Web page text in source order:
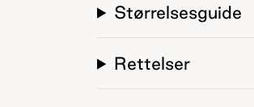
Størrelsesguide
Rettelser